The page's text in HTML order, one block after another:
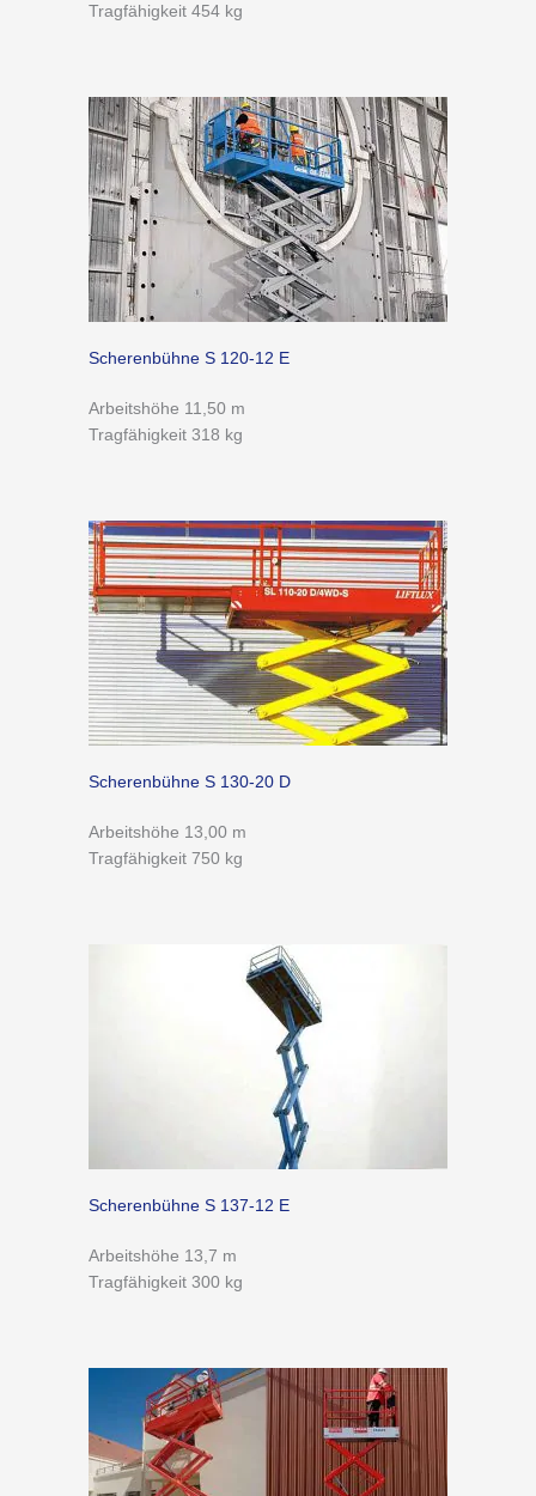
Tragfähigkeit 454 kg
Scherenbühne S 120-12 E
Arbeitshöhe 11,50 m
Tragfähigkeit 318 kg
Scherenbühne S 130-20 D
Arbeitshöhe 13,00 m
Tragfähigkeit 750 kg
Scherenbühne S 137-12 E
Arbeitshöhe 13,7 m
Tragfähigkeit 300 kg